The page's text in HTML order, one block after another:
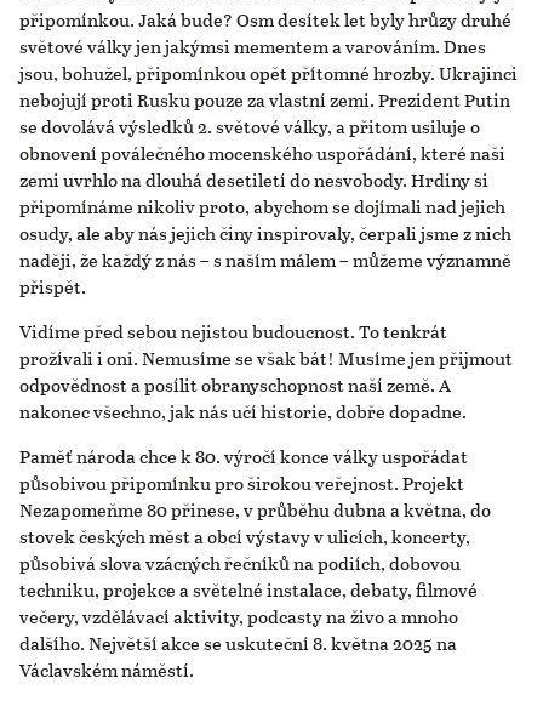
připomínkou. Jaká bude? Osm desítek let byly hrůzy druhé
světové války jen jakýmsi mementem a varováním. Dnes
jsou, bohužel, připomínkou opět přítomné hrozby. Ukrajinci
nebojují proti Rusku pouze za vlastní zemi. Prezident Putin
se dovolává výsledků 2. světové války, a přitom usiluje o
obnovení poválečného mocenského uspořádání, které naši
zemi uvrhlo na dlouhá desetiletí do nesvobody. Hrdiny si
připomínáme nikoliv proto, abychom se dojímali nad jejich
osudy, ale aby nás jejich činy inspirovaly, čerpali jsme z nich
naději, že každý z nás – s naším málem – můžeme významně
přispět.
Vidíme před sebou nejistou budoucnost. To tenkrát
prožívali i oni. Nemusíme se však bát! Musíme jen přijmout
odpovědnost a posílit obranyschopnost naší země. A
nakonec všechno, jak nás učí historie, dobře dopadne.
Paměť národa chce k 80. výročí konce války uspořádat
působivou připomínku pro širokou veřejnost. Projekt
Nezapomeňme 80 přinese, v průběhu dubna a května, do
stovek českých měst a obcí výstavy v ulicích, koncerty,
působivá slova vzácných řečníků na podiích, dobovou
techniku, projekce a světelné instalace, debaty, filmové
večery, vzdělávací aktivity, podcasty na živo a mnoho
dalšího. Největší akce se uskuteční 8. května 2025 na
Václavském náměstí.